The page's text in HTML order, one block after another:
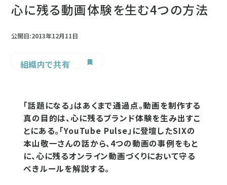
心に残る動画体験を生む4つの方法
公開日:2013年12月11日
組織内で共有
「話題になる」はあくまで通過点。動画を制作する
真の目的は、心に残るブランド体験を生み出すこ
とにある。「YouTube Pulse」に登壇したSIXの
本山敬一さんの話から、4つの動画の事例をもと
に、心に残るオンライン動画づくりにおいて守る
べきルールを解説する。